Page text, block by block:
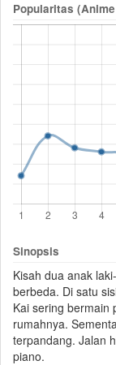
Popularitas
Sinopsis
Kisah dua anak
berbeda. Di satu
Kai sering bermain
rumahnya.
terpandang. Jalan
piano.